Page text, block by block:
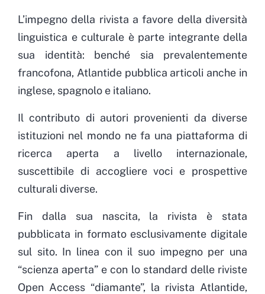
L’impegno della rivista a favore della diversità
linguistica e culturale è parte integrante della
sua identità: benché sia prevalentemente
francofona, Atlantide pubblica articoli anche in
inglese, spagnolo e italiano.
Il contributo di autori provenienti da diverse
istituzioni nel mondo ne fa una piattaforma di
ricerca aperta a livello internazionale,
suscettibile di accogliere voci e prospettive
culturali diverse.
Fin dalla sua nascita, la rivista è stata
pubblicata in formato esclusivamente digitale
sul sito. In linea con il suo impegno per una
“scienza aperta” e con lo standard delle riviste
Open Access “diamante”, la rivista Atlantide,